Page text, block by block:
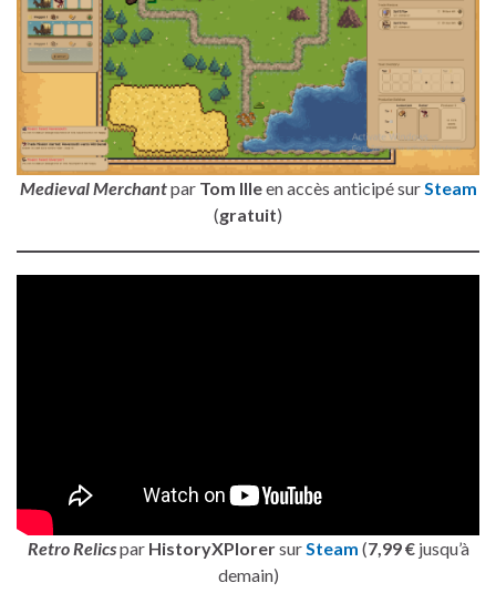
Medieval Merchantpar Tom Illeen accès anticipé sur Steam
(gratuit)
Retro Relicspar HistoryXPlorersurSteam (7,99 €jusqu’à
demain)